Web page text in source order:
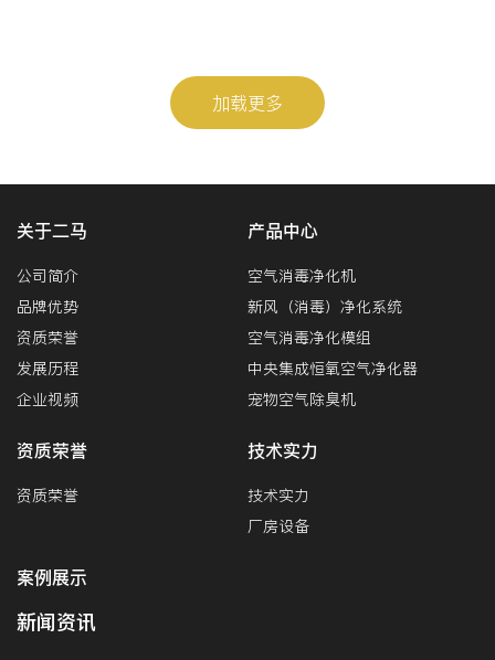
加载更多
关于二马
公司简介
品牌优势
资质荣誉
发展历程
企业视频
产品中心
空气消毒净化机
新风（消毒）净化系统
空气消毒净化模组
中央集成恒氧空气净化器
宠物空气除臭机
资质荣誉
资质荣誉
技术实力
技术实力
厂房设备
案例展示
新闻资讯